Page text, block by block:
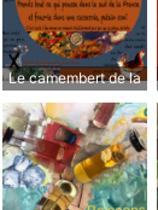
Le camembert de la
ratatouille – Si tu
rates, tu touilles.